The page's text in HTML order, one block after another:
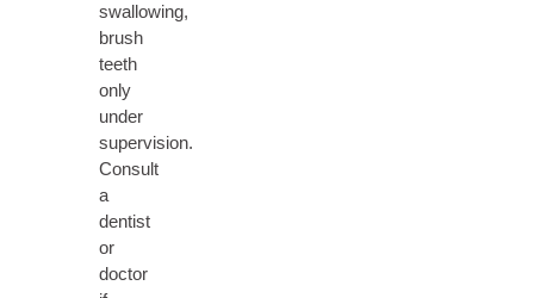
swallowing,
brush
teeth
only
under
supervision.
Consult
a
dentist
or
doctor